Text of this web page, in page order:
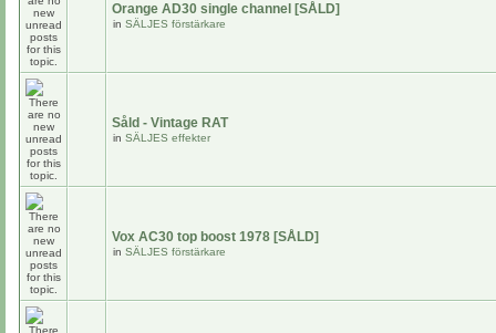
Orange AD30 single channel [SÅLD]
in SÄLJES förstärkare
Såld - Vintage RAT
in SÄLJES effekter
Vox AC30 top boost 1978 [SÅLD]
in SÄLJES förstärkare